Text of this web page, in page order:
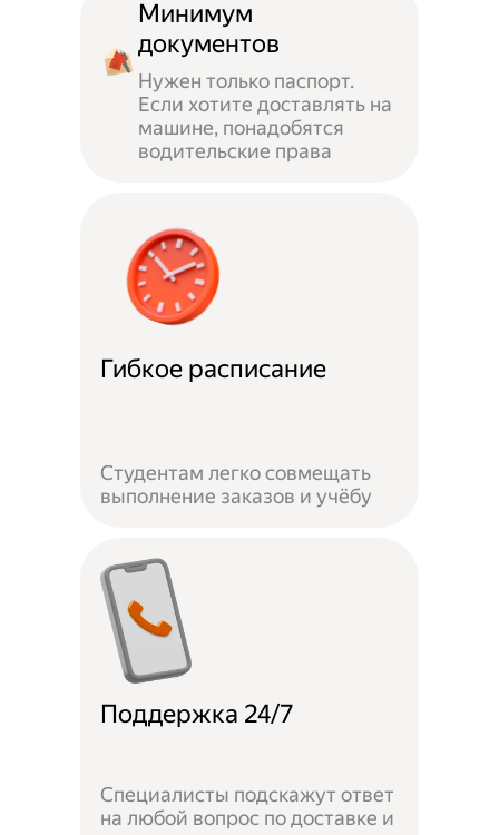
Минимум
документов
Нужен только паспорт.
Если хотите доставлять на
машине, понадобятся
водительские права
Гибкое расписание
Студентам легко совмещать
выполнение заказов и учёбу
Поддержка 24/7
Специалисты подскажут ответ
на любой вопрос по доставке и